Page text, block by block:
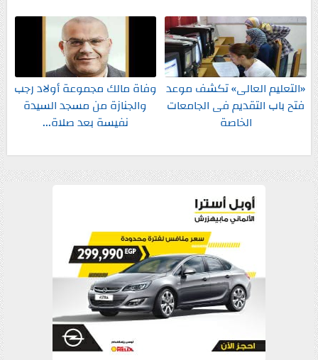
«التعليم العالى» تكشف موعد
فتح باب التقديم فى الجامعات
الخاصة
وفاة مالك مجموعة أولاد رجب
والجنازة من مسجد السيدة
نفيسة بعد صلاة...